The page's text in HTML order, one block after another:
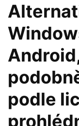
podle